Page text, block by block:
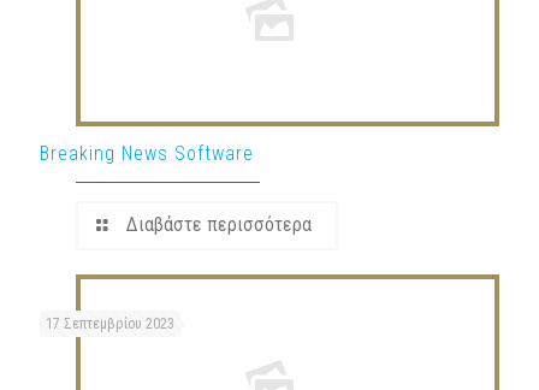
Breaking News Software
Διαβάστε περισσότερα
17 Σεπτεμβρίου 2023